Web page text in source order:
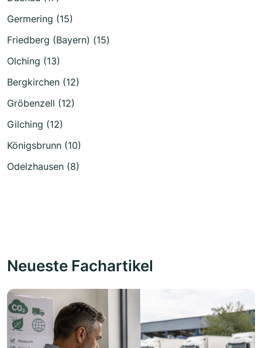
Germering (15)
Friedberg (Bayern) (15)
Olching (13)
Bergkirchen (12)
Gröbenzell (12)
Gilching (12)
Königsbrunn (10)
Odelzhausen (8)
Neueste Fachartikel